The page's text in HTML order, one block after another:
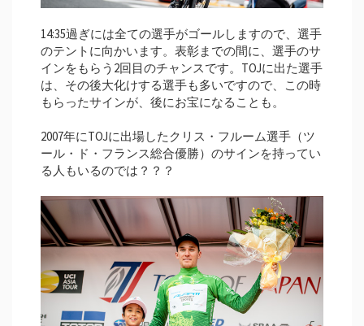
14:35過ぎには全ての選手がゴールしますので、選手
のテントに向かいます。表彰までの間に、選手のサ
インをもらう2回目のチャンスです。TOJに出た選手
は、その後大化けする選手も多いですので、この時
もらったサインが、後にお宝になることも。
2007年にTOJに出場したクリス・フルーム選手（ツ
ール・ド・フランス総合優勝）のサインを持ってい
る人もいるのでは？？？